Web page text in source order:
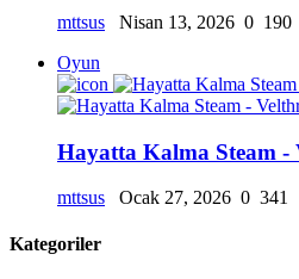
mttsus Nisan 13, 2026 0 190
Oyun
Hayatta Kalma Steam -
mttsus Ocak 27, 2026 0 341
Kategoriler